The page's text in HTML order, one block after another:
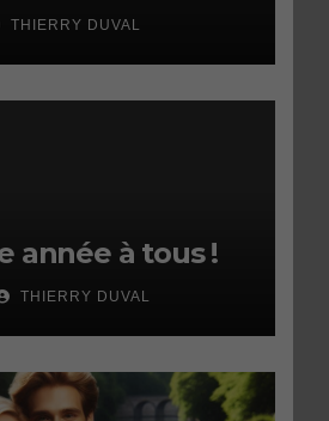
THIERRY DUVAL
année à tous !
THIERRY DUVAL